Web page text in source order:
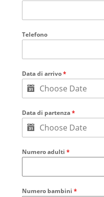
Telefono
Data di arrivo*
Data di partenza*
Numero adulti *
Numero bambini *